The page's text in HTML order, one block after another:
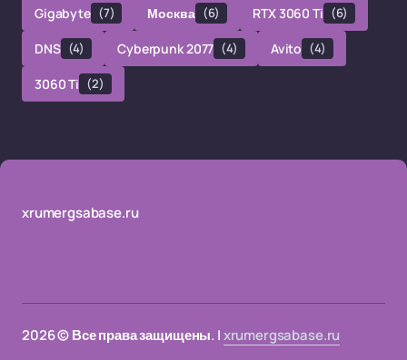
Gigabyte (7) Москва (6) RTX 3060 Ti (6)
DNS (4) Cyberpunk 2077 (4) Avito (4)
3060 Ti (2)
xrumergsabase.ru
2026 © Все права защищены. |xrumergsabase.ru